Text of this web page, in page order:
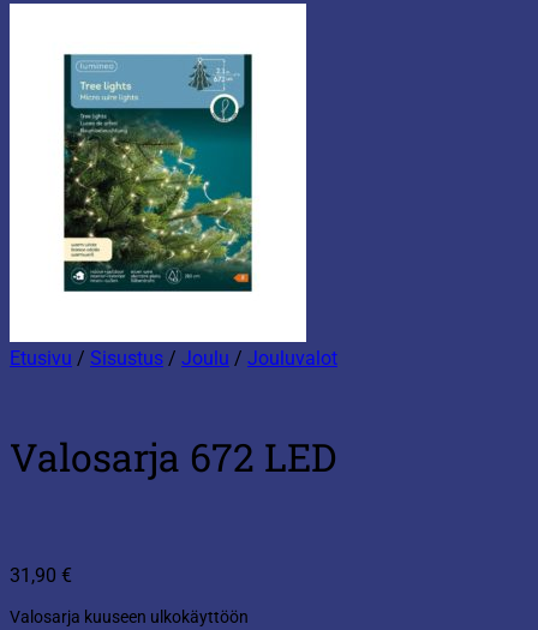
Etusivu / Sisustus / Joulu / Jouluvalot
Valosarja 672 LED
31,90 €
Valosarja kuuseen ulkokäyttöön